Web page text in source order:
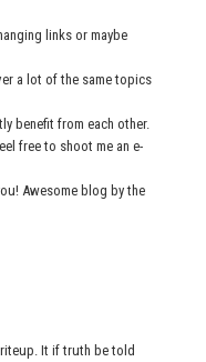
links or maybe
a lot of the same topics
benefit from each other.
free to shoot me an e-
Awesome blog by the
It if truth be told